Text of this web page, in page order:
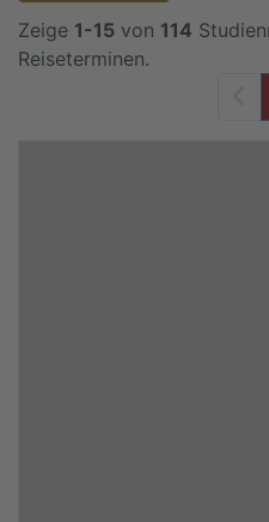
Zeige 1-15 von 114
Reiseterminen.